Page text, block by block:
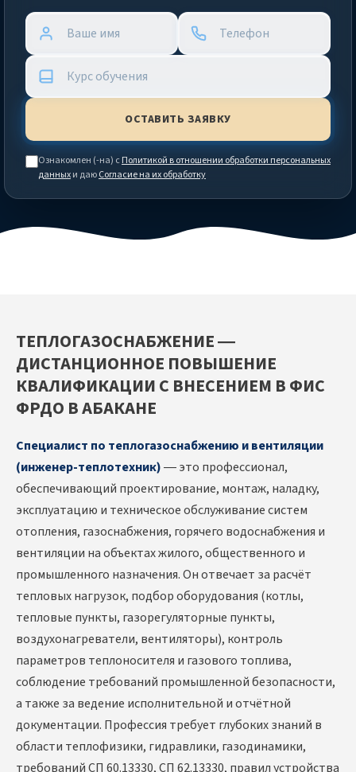
Ознакомлен (-на) сПолитикой в отношении обработки персональных
данныхи даюСогласие на их обработку
ТЕПЛОГАЗОСНАБЖЕНИЕ —
ДИСТАНЦИОННОЕ ПОВЫШЕНИЕ
КВАЛИФИКАЦИИ С ВНЕСЕНИЕМ В ФИС
ФРДО В АБАКАНЕ
Специалист по теплогазоснабжению и вентиляции
(инженер-теплотехник)— это профессионал,
обеспечивающий проектирование, монтаж, наладку,
эксплуатацию и техническое обслуживание систем
отопления, газоснабжения, горячего водоснабжения и
вентиляции на объектах жилого, общественного и
промышленного назначения. Он отвечает за расчёт
тепловых нагрузок, подбор оборудования (котлы,
тепловые пункты, газорегуляторные пункты,
воздухонагреватели, вентиляторы), контроль
параметров теплоносителя и газового топлива,
соблюдение требований промышленной безопасности,
а также за ведение исполнительной и отчётной
документации. Профессия требует глубоких знаний в
области теплофизики, гидравлики, газодинамики,
требований СП 60.13330, СП 62.13330, правил устройства